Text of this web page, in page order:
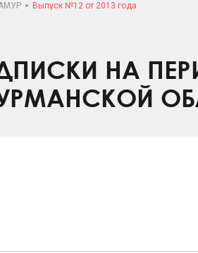
Выпуск №12 от 2013 года
НА